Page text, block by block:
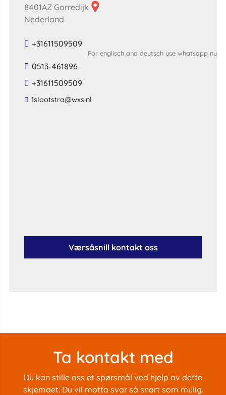
8401AZ Gorredijk
Nederland
+31611509509
For englisch and deutsch use whatsapp nu
0513-461896
+31611509509
​1slootstra​@​wxs​.​nl​
Værsåsnill kontakt oss
Ta kontakt med
Du kan stille oss et spørsmål ved hjelp av dette
skjemaet. Du vil motta svar så snart som mulig.